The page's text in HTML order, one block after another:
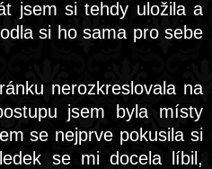
jsem si tehdy uložila a
si ho sama pro sebe
nerozkreslovala na
jsem byla místy
se nejprve pokusila si
se mi docela líbil,